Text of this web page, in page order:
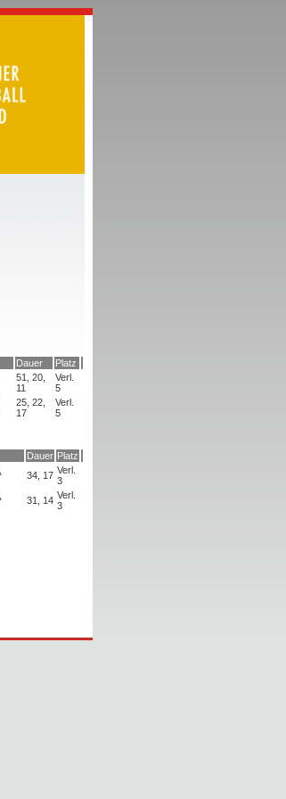
Dauer
Platz
51, 20,
11
Verl.
5
25, 22,
17
Verl.
5
Dauer Platz
34, 17 Verl.
3
31, 14 Verl.
3